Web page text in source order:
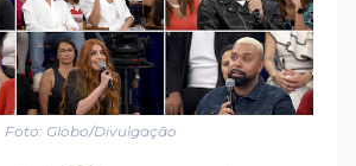
Foto: Globo/Divulgação